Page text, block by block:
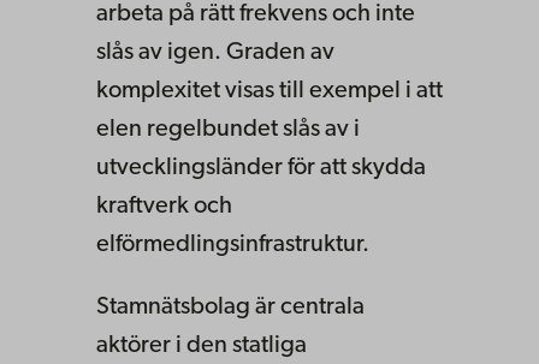
arbeta på rätt frekvens och inte
slås av igen. Graden av
komplexitet visas till exempel i att
elen regelbundet slås av i
utvecklingsländer för att skydda
kraftverk och
elförmedlingsinfrastruktur.
Stamnätsbolag är centrala
aktörer i den statliga